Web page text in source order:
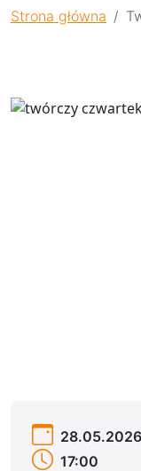
Strona główna
28.05.2026
17:00